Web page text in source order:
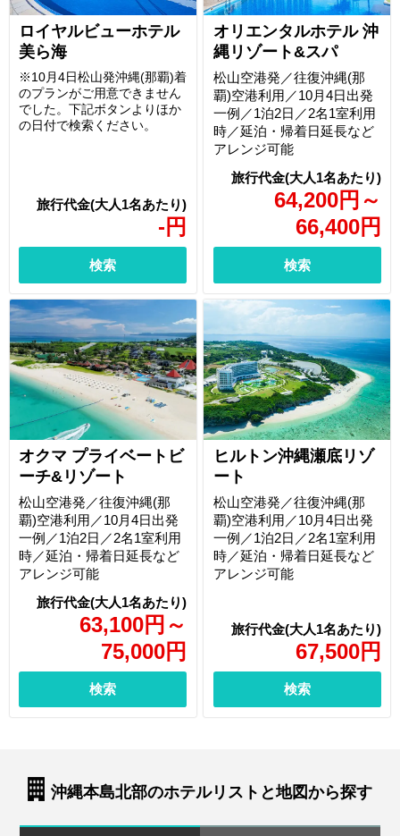
ロイヤルビューホテル
美ら海
- 円
※10月4日松山発沖縄(那覇)着
のプランがご用意できません
でした。下記ボタンよりほか
の日付で検索ください。
検索
オリエンタルホテル 沖
縄リゾート&スパ
64,200円 ～
66,400円
松山空港発／往復沖縄(那
覇)空港利用／10月4日出発
一例／1泊2日／2名1室利用
時／延泊・帰着日延長など
アレンジ可能
検索
オクマ プライベートビ
ーチ&リゾート
63,100円 ～
75,000円
松山空港発／往復沖縄(那
覇)空港利用／10月4日出発
一例／1泊2日／2名1室利用
時／延泊・帰着日延長など
アレンジ可能
検索
ヒルトン沖縄瀬底リゾ
ート
67,500円
松山空港発／往復沖縄(那
覇)空港利用／10月4日出発
一例／1泊2日／2名1室利用
時／延泊・帰着日延長など
アレンジ可能
検索
沖縄本島北部のホテルリストと地図から探す